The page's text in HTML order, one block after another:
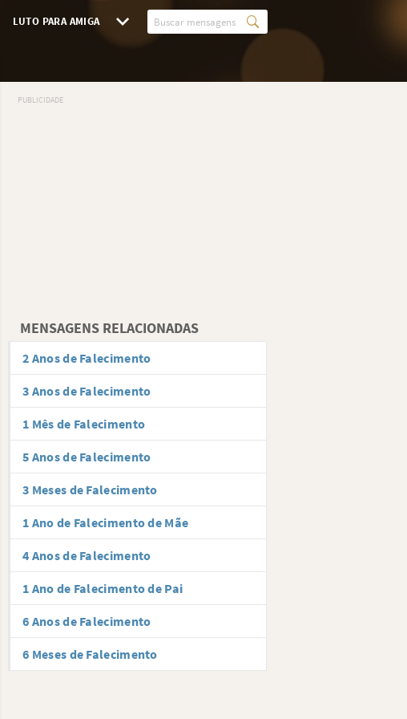
LUTO PARA AMIGA
MENSAGENS RELACIONADAS
2 Anos de Falecimento
3 Anos de Falecimento
1 Mês de Falecimento
5 Anos de Falecimento
3 Meses de Falecimento
1 Ano de Falecimento de Mãe
4 Anos de Falecimento
1 Ano de Falecimento de Pai
6 Anos de Falecimento
6 Meses de Falecimento